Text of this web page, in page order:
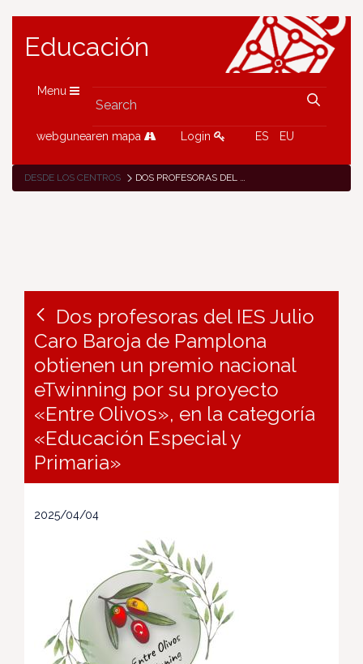
Educación
Menu
webgunearen mapa Login ES EU
DESDE LOS CENTROS DOS PROFESORAS DEL IES JULIO CARO BAROJA DE PAMPLONA OBTIENEN UN PREMIO NACIONAL ETWINNING POR SU PROYECTO «ENTRE OLIVOS», EN LA CATEGORÍA «EDUCACIÓN ESPECIAL Y PRIMARIA»
Dos profesoras del IES Julio
Caro Baroja de Pamplona
obtienen un premio nacional
eTwinning por su proyecto
«Entre Olivos», en la categoría
«Educación Especial y
Primaria»
2025/04/04